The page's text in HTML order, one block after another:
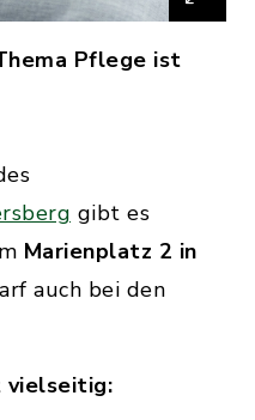
Pflege ist
gibt es
Marienplatz 2 in
auch bei den
vielseitig: